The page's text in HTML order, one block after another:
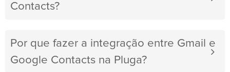
Contacts?
Por que fazer a integração entre Gmail e
Google Contacts na Pluga?